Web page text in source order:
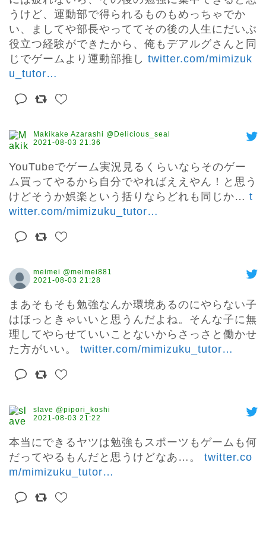
うけど、運動部で得られるものもめっちゃでか
い、ましてや部長やっててその後の人生にだいぶ
役立つ経験ができたから、俺もデアルグさんと同
じでゲームより運動部推し twitter.com/mimizuk
u_tutor…
Makikake Azarashi @Delicious_seal
2021-08-03 21:36
YouTubeでゲーム実況見るくらいならそのゲー
ム買ってやるから自分でやればええやん！と思う
けどそうか娯楽という括りならどれも同じか… t
witter.com/mimizuku_tutor…
meimei @meimei881
2021-08-03 21:28
まあそもそも勉強なんか環境あるのにやらない子
はほっときゃいいと思うんだよね。そんな子に無
理してやらせていいことないからさっさと働かせ
た方がいい。 twitter.com/mimizuku_tutor…
slave @pipori_koshi
2021-08-03 21:22
本当にできるヤツは勉強もスポーツもゲームも何
だってやるもんだと思うけどなあ…。 twitter.co
m/mimizuku_tutor…